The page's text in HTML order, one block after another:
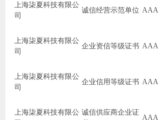
上海柒夏科技有限公
司
诚信经营示范单位 AAA
上海柒夏科技有限公
司
企业资信等级证书 AAA
上海柒夏科技有限公
司
企业信用等级证书 AAA
上海柒夏科技有限公 诚信供应商企业证
AAA